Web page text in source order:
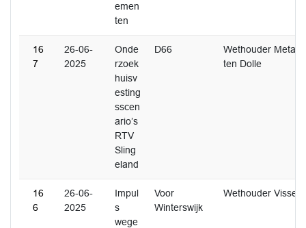
emen
ten
16
7
26-06-
2025
Onde
rzoek
huisv
esting
sscen
ario’s
RTV
Sling
eland
D66
Wethouder Metaal-
ten Dolle
16
6
26-06-
2025
Impul
s
wege
Voor
Winterswijk
Wethouder Visser